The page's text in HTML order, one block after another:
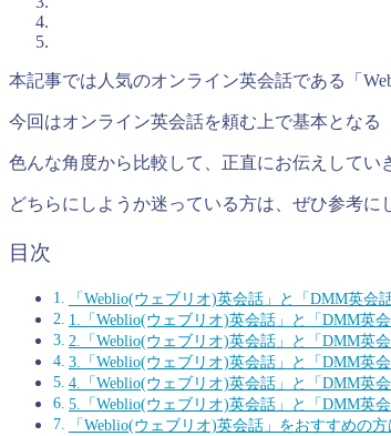
本記事では人気のオンライン英会話である「
今回はオンライン英会話を頼む上で基本となる
色んな角度から比較して、正直にお伝えしてい
どちらにしようか迷っている方は、ぜひ参考に
目次
「Weblio(ウェブリオ)英会話」と「DMM英会
1.「Weblio(ウェブリオ)英会話」と「DMM英
2.「Weblio(ウェブリオ)英会話」と「DMM英
3.「Weblio(ウェブリオ)英会話」と「DMM英
4.「Weblio(ウェブリオ)英会話」と「DMM英
5.「Weblio(ウェブリオ)英会話」と「DMM英
「Weblio(ウェブリオ)英会話」をおすすめの方